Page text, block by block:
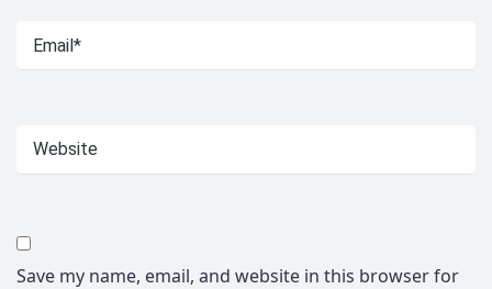
Save my name, email, and website in this browser for